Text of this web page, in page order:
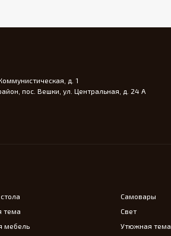
д. 1
пос. Вешки, ул. Центральная, д. 24 А
тема
мебель
Самовары
Свет
Утюжная тема